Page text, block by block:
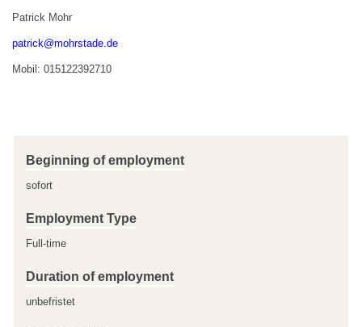
Patrick Mohr
patrick@mohrstade.de
Mobil: 015122392710
Beginning of employment
sofort
Employment Type
Full-time
Duration of employment
unbefristet